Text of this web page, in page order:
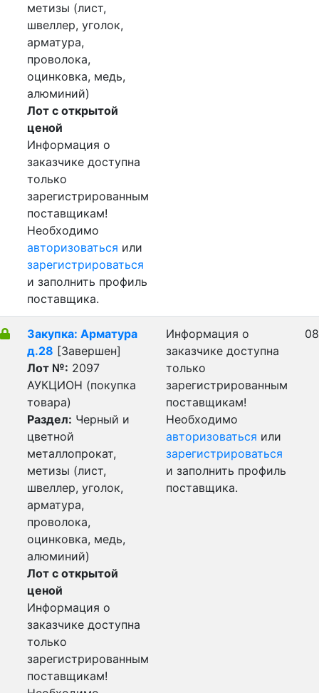
метизы (лист,
швеллер, уголок,
арматура,
проволока,
оцинковка, медь,
алюминий)
Лот с открытой
ценой
Информация о
заказчике доступна
только
зарегистрированным
поставщикам!
Необходимо
авторизоваться или
зарегистрироваться
и заполнить профиль
поставщика.
Закупка: Арматура
д.28 [Завершен]
Лот №: 2097
АУКЦИОН (покупка
товара)
Раздел: Черный и
цветной
металлопрокат,
метизы (лист,
швеллер, уголок,
арматура,
проволока,
оцинковка, медь,
алюминий)
Лот с открытой
ценой
Информация о
заказчике доступна
только
зарегистрированным
поставщикам!
Информация о
заказчике доступна
только
зарегистрированным
поставщикам!
Необходимо
авторизоваться или
зарегистрироваться
и заполнить профиль
поставщика.